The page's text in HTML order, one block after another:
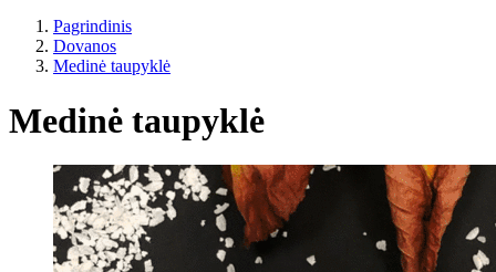
Pagrindinis
Dovanos
Medinė taupyklė
Medinė taupyklė